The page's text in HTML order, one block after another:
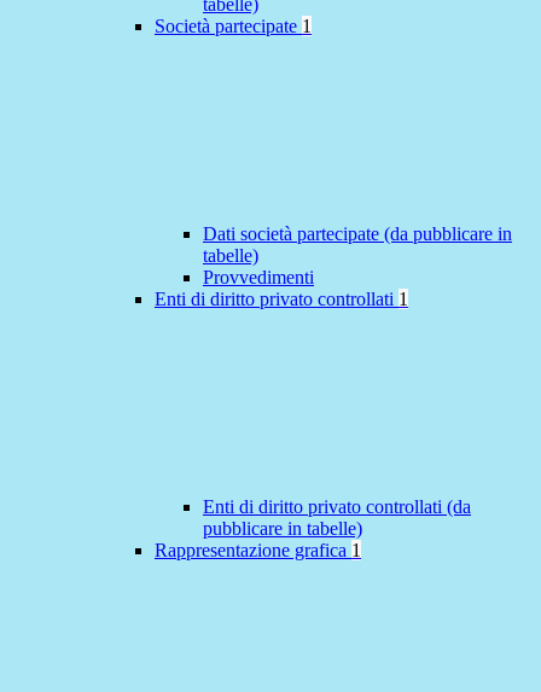
tabelle)
Società partecipate 1
Dati società partecipate (da pubblicare in
tabelle)
Provvedimenti
Enti di diritto privato controllati 1
Enti di diritto privato controllati (da
pubblicare in tabelle)
Rappresentazione grafica 1